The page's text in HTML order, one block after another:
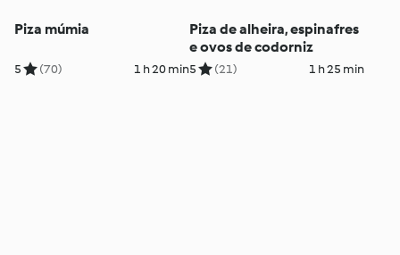
Piza múmia
5 (70) 1 h 20 min
Piza de alheira, espinafres
e ovos de codorniz
5 (21) 1 h 25 min